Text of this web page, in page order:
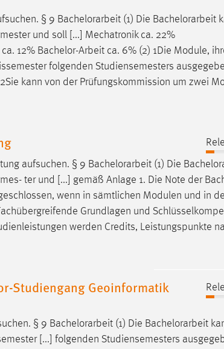
§ 9 Bachelorarbeit (1) Die Bachelorarbeit
und soll [...] Mechatronik ca. 22%
12% Bachelor-Arbeit ca. 6% (2) 1Die Module,
folgenden Studiensemesters
kann von der Prüfungskommission um zwei
aufsuchen. § 9 Bachelorarbeit (1) Die
ter und [...] gemäß Anlage 1. Die Note der
wenn in sämtlichen Modulen und in
Grundlagen und
werden Credits, Leistungspunkte
Studiengang Geoinformatik
§ 9 Bachelorarbeit (1) Die Bachelorarbeit
[...] folgenden Studiensemesters